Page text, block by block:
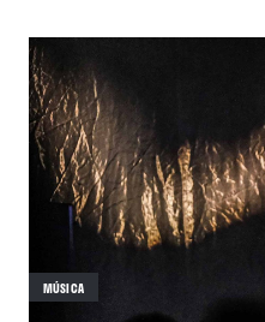
MÚSICA